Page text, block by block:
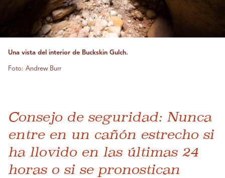
Una vista del interior de Buckskin Gulch.
Foto: Andrew Burr
Consejo de seguridad: Nunca
entre en un cañón estrecho si
ha llovido en las últimas 24
horas o si se pronostican